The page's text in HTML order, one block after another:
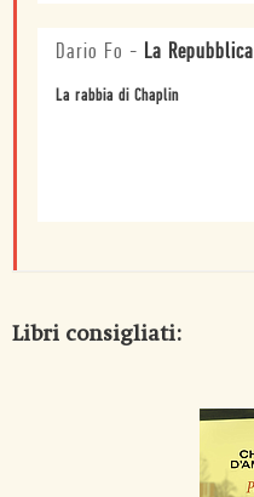
Dario Fo - La Repubblica
La rabbia di Chaplin
Libri consigliati: